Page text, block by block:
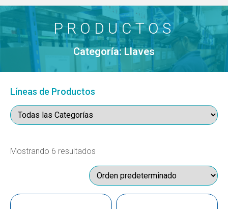
PRODUCTOS
Categoría: Llaves
Líneas de Productos
Mostrando 6 resultados